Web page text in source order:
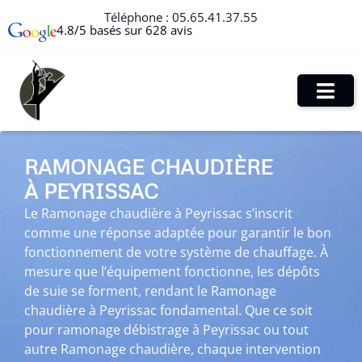
Téléphone : 05.65.41.37.55
4.8/5 basés sur 628 avis
RAMONAGE CHAUDIÈRE
À PEYRISSAC
Le Ramonage chaudière à Peyrissac s’inscrit
comme une réponse adaptée pour garantir le bon
fonctionnement de votre système de chauffage. À
mesure que l’équipement fonctionne, les dépôts
de suie se forment, rendant le Ramonage
chaudière à Peyrissac fondamental. Que ce soit
pour ramonage débistrage à Peyrissac ou tout
autre Ramonage chaudière, chaque intervention